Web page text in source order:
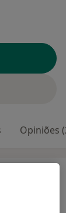
Opiniões